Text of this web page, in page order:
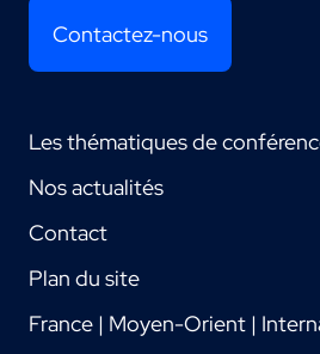
Contactez-nous
Les thématiques de
Nos actualités
Contact
Plan du site
France | Moyen-Orient |